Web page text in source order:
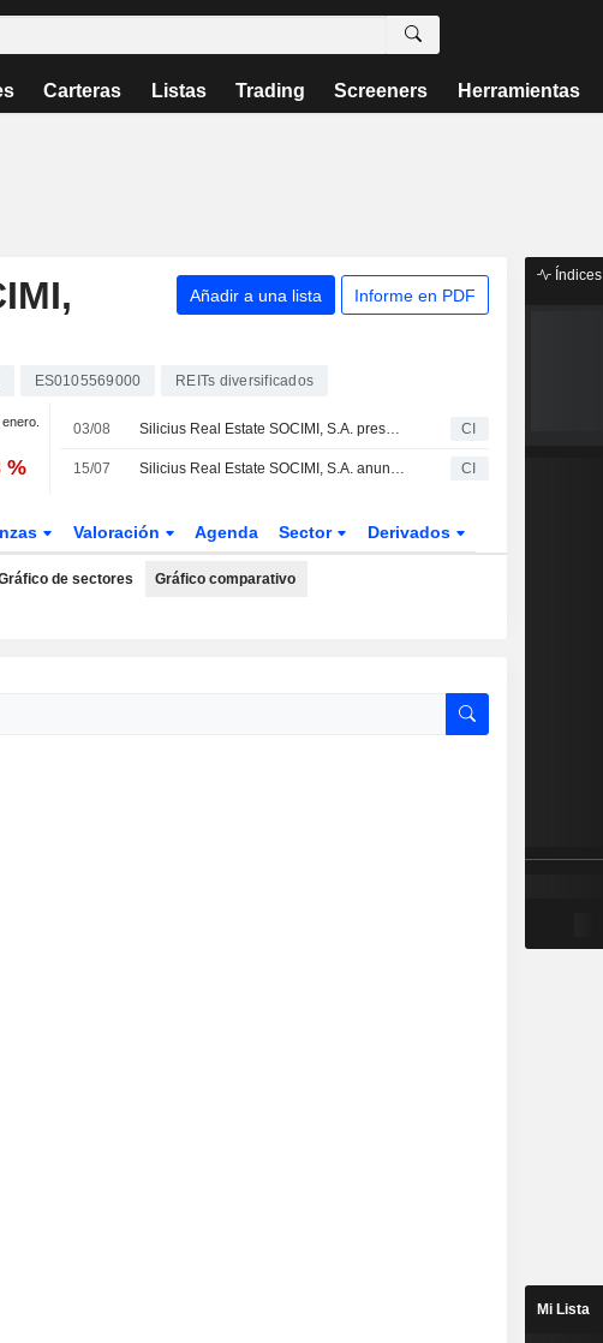
Carteras Listas Trading Screeners Herramientas
Añadir a una lista Informe en PDF
ES0105569000 REITs diversificados
%
03/08 Silicius Real Estate SOCIMI, S.A. presenta sus resultados del primer semestre de 2026 CI
15/07 Silicius Real Estate SOCIMI, S.A. anuncia un dividendo anual pagadero el 22 de julio de 2026 CI
Valoración Agenda Sector Derivados
de sectores Gráfico comparativo
Índices
Mi Lista